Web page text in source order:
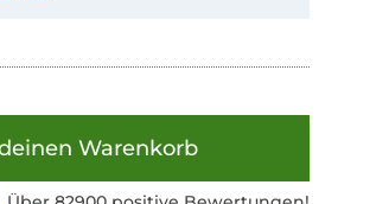
Warenkorb